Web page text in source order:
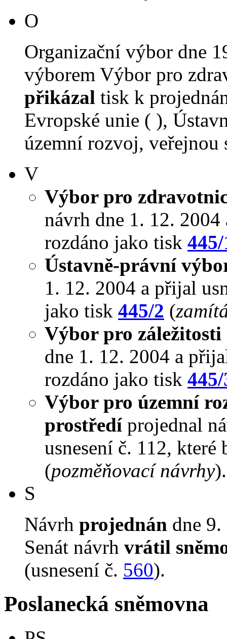
O
Organizační výbor dne
výborem Výbor pro
přikázal tisk k
Evropské unie ( ),
územní rozvoj,
V
Výbor pro
návrh dne 1. 12.
rozdáno jako tisk
Ústavně-právní
1. 12. 2004 a přijal
jako tisk 445/2 (
Výbor pro záležitosti
dne 1. 12. 2004 a
rozdáno jako tisk
Výbor pro územní
prostředíprojednal
usnesení č. 112,
(pozměňovací návrhy).
S
Návrh projednán dne
Senát návrh vrátil
(usnesení č. 560).
Poslanecká sněmovna